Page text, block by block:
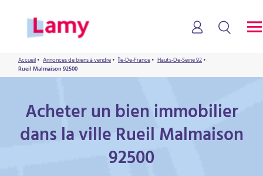
Accueil• Annonces de biens à vendre• Île-De-France• Hauts-De-Seine 92•
Rueil Malmaison 92500
Acheter un bien immobilier
dans la ville Rueil Malmaison
92500